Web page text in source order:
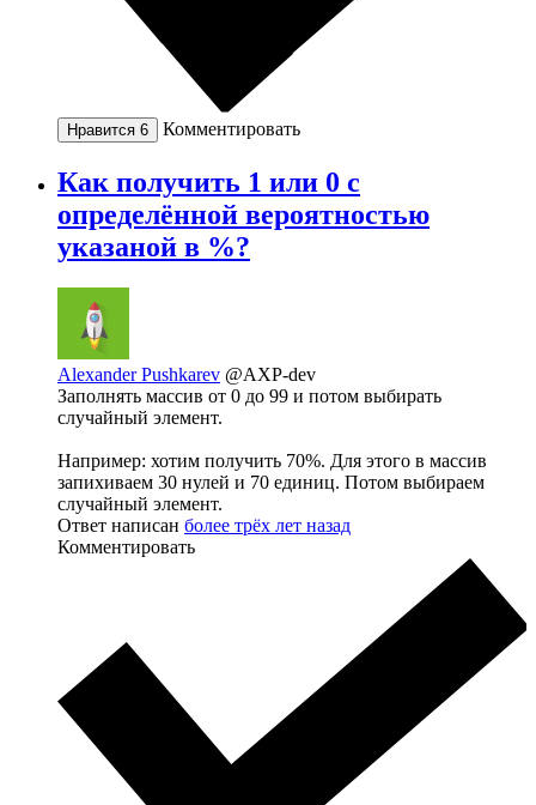
Нравится 6 Комментировать
Как получить 1 или 0 с
определённой вероятностью
указаной в %?
Alexander Pushkarev @AXP-dev
Заполнять массив от 0 до 99 и потом выбирать
случайный элемент.
Например: хотим получить 70%. Для этого в массив
запихиваем 30 нулей и 70 единиц. Потом выбираем
случайный элемент.
Ответ написан более трёх лет назад
Комментировать